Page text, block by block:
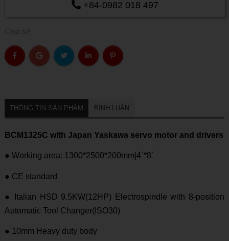
+84-0982 018 497
THÔNG TIN SẢN PHẨM BÌNH LUẬN
BCM1325C with Japan Yaskawa servo motor and drivers
● Working area: 1300*2500*200mm|4´*8´
● CE standard
● Italian HSD 9.5KW(12HP) Electrospindle with 8-position
Automatic Tool Changer(ISO30)
● 10mm Heavy duty body